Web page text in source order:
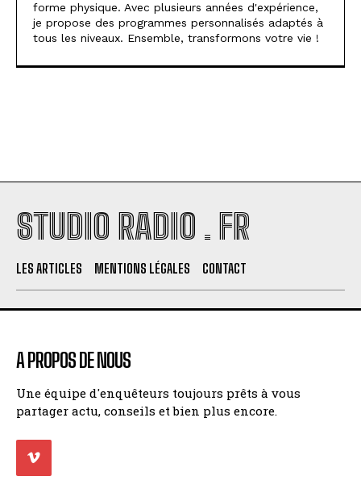
forme physique. Avec plusieurs années d'expérience,
je propose des programmes personnalisés adaptés à
tous les niveaux. Ensemble, transformons votre vie !
STUDIO RADIO . FR
LES ARTICLES MENTIONS LÉGALES CONTACT
A PROPOS DE NOUS
Une équipe d'enquêteurs toujours prêts à vous
partager actu, conseils et bien plus encore.